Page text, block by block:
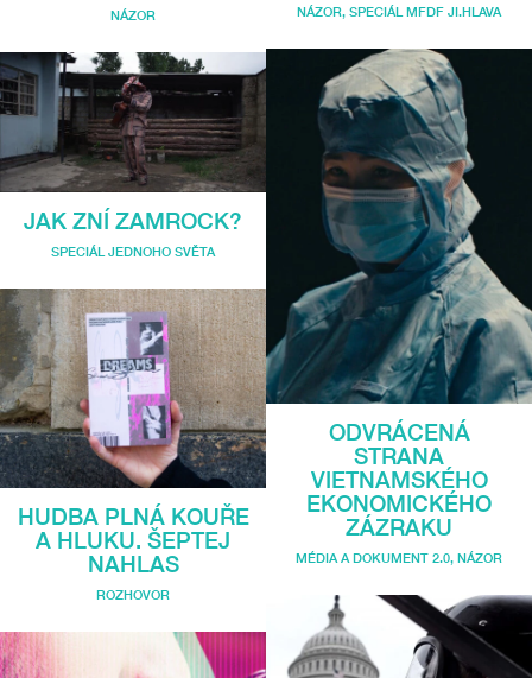
NÁZOR
JAK ZNÍ ZAMROCK?
SPECIÁL JEDNOHO SVĚTA
HUDBA PLNÁ KOUŘE
A HLUKU. ŠEPTEJ
NAHLAS
ROZHOVOR
NÁZOR, SPECIÁL MFDF JI.HLAVA
ODVRÁCENÁ
STRANA
VIETNAMSKÉHO
EKONOMICKÉHO
ZÁZRAKU
MÉDIA A DOKUMENT 2.0 NÁZOR